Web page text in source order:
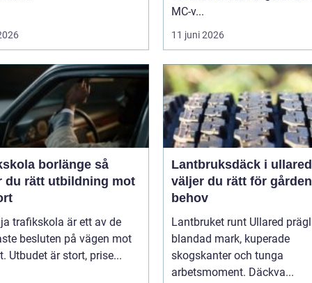
MC-v...
11 juni 2026
borlänge så
du rätt utbildning mot
trafikskola är ett av de
besluten på vägen mot
Utbudet är stort, prise...
Lantbruksdäck i ullared
väljer du rätt för
behov
Lantbruket runt Ullared
blandad mark, kuperade
skogskanter och tunga
arbetsmoment. Däckva...